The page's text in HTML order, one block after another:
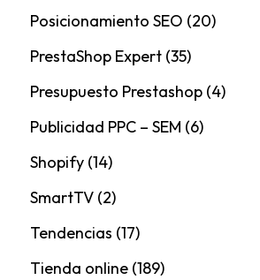
Posicionamiento SEO (20)
PrestaShop Expert(35)
Presupuesto Prestashop(4)
Publicidad PPC – SEM (6)
Shopify(14)
SmartTV(2)
Tendencias (17)
Tienda online(189)